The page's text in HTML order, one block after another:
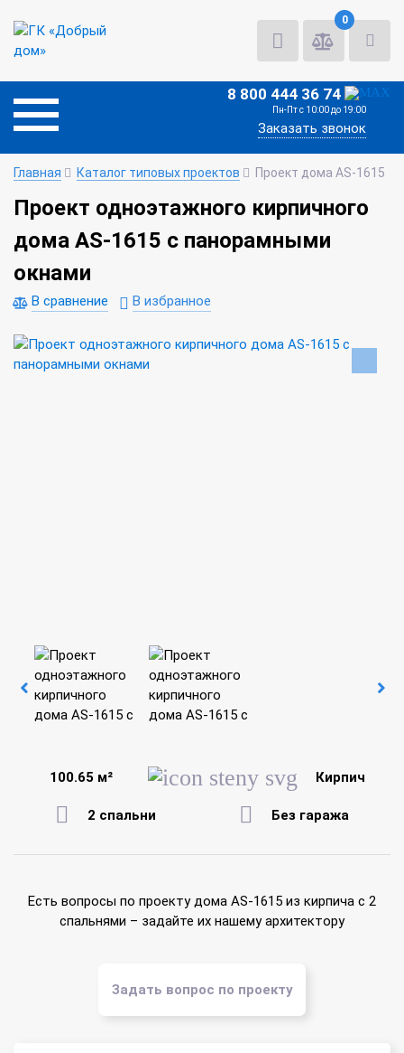
0
8 800 444 36 74
Пн-Пт с 10:00 до 19:00
Заказать звонок
Главная Каталог типовых проектов Проект дома AS-1615
Проект одноэтажного кирпичного
дома AS-1615 с панорамными
окнами
В сравнение В избранное
100.65 м² Кирпич
2 спальни Без гаража
Есть вопросы по проекту дома AS-1615 из кирпича с 2
спальнями – задайте их нашему архитектору
Задать вопрос по проекту